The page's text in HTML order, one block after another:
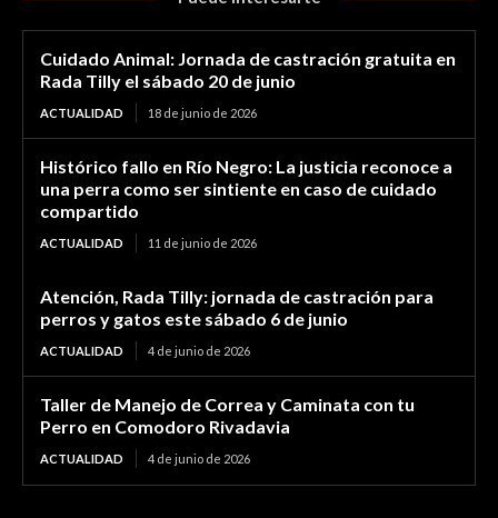
Cuidado Animal: Jornada de castración gratuita en
Rada Tilly el sábado 20 de junio
ACTUALIDAD 18 de junio de 2026
Histórico fallo en Río Negro: La justicia reconoce a
una perra como ser sintiente en caso de cuidado
compartido
ACTUALIDAD 11 de junio de 2026
Atención, Rada Tilly: jornada de castración para
perros y gatos este sábado 6 de junio
ACTUALIDAD 4 de junio de 2026
Taller de Manejo de Correa y Caminata con tu
Perro en Comodoro Rivadavia
ACTUALIDAD 4 de junio de 2026